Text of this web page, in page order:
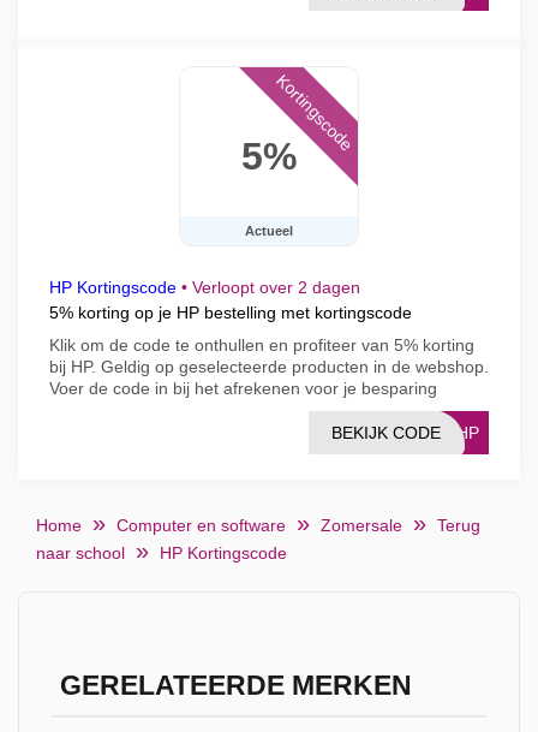
5%
Actueel
Kortingscode
HP Kortingscode • Verloopt over 2 dagen
5% korting op je HP bestelling met kortingscode
Klik om de code te onthullen en profiteer van 5% korting
bij HP. Geldig op geselecteerde producten in de webshop.
Voer de code in bij het afrekenen voor je besparing
26HP
BEKIJK CODE
Home Computer en software Zomersale
Terug
naar school
HP Kortingscode
GERELATEERDE MERKEN